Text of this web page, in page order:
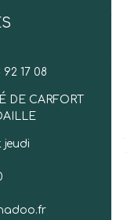
17 08
DE CARFORT
jeudi